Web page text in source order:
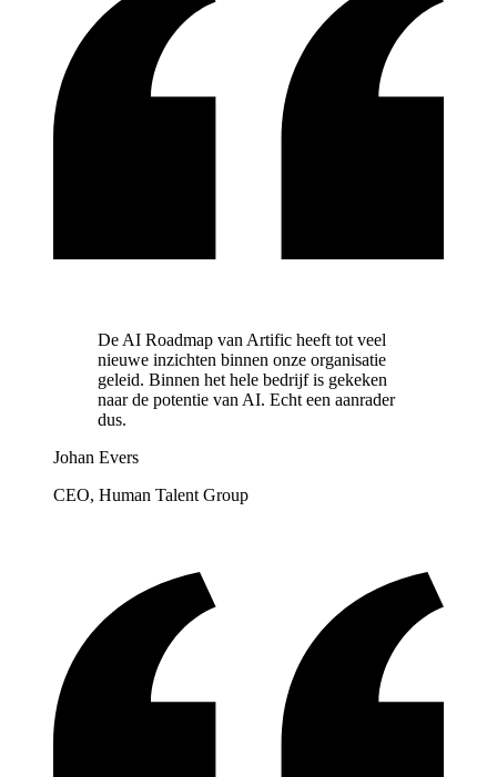
De AI Roadmap van Artific heeft tot veel
nieuwe inzichten binnen onze organisatie
geleid. Binnen het hele bedrijf is gekeken
naar de potentie van AI. Echt een aanrader
dus.
Johan Evers
CEO, Human Talent Group